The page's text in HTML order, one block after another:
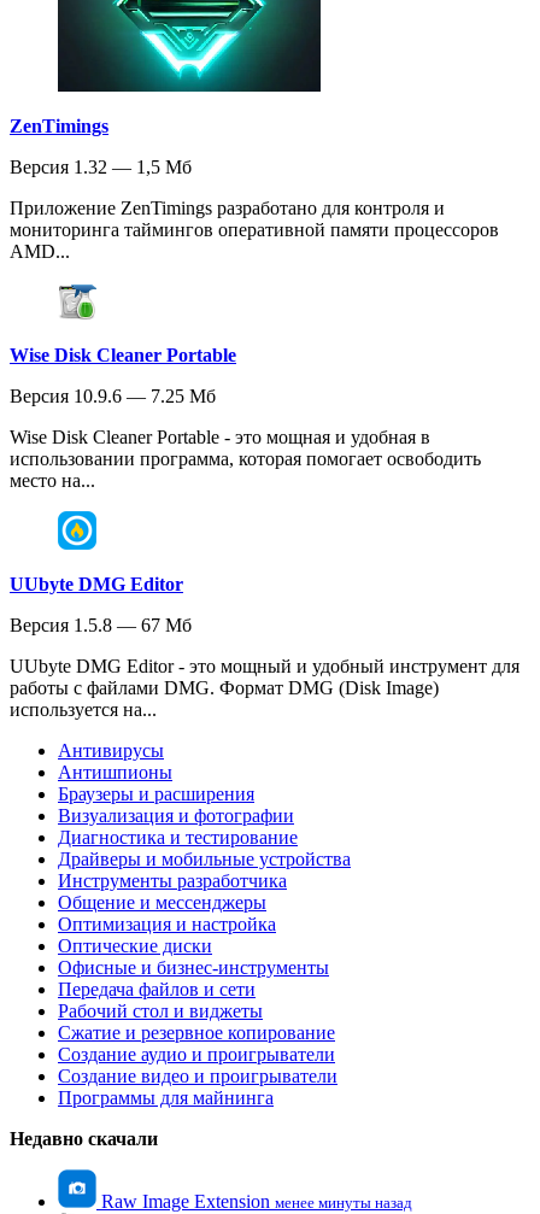
ZenTimings
Версия 1.32 — 1,5 Мб
Приложение ZenTimings разработано для контроля и
мониторинга таймингов оперативной памяти процессоров
AMD...
Wise Disk Cleaner Portable
Версия 10.9.6 — 7.25 Мб
Wise Disk Cleaner Portable - это мощная и удобная в
использовании программа, которая помогает освободить
место на...
UUbyte DMG Editor
Версия 1.5.8 — 67 Мб
UUbyte DMG Editor - это мощный и удобный инструмент для
работы с файлами DMG. Формат DMG (Disk Image)
используется на...
Антивирусы
Антишпионы
Браузеры и расширения
Визуализация и фотографии
Диагностика и тестирование
Драйверы и мобильные устройства
Инструменты разработчика
Общение и мессенджеры
Оптимизация и настройка
Оптические диски
Офисные и бизнес-инструменты
Передача файлов и сети
Рабочий стол и виджеты
Сжатие и резервное копирование
Создание аудио и проигрыватели
Создание видео и проигрыватели
Программы для майнинга
Недавно скачали
Raw Image Extension менее минуты назад